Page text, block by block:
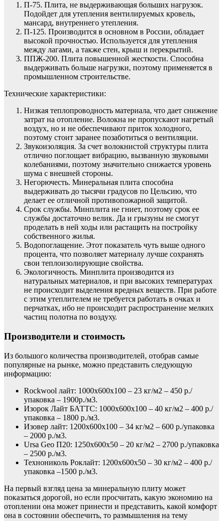
П-75. Плита, не выдерживающая больших нагрузок.
Подойдет для утепления вентилируемых кровель,
мансард, внутреннего утепления.
П-125. Производится в основном в России, обладает
высокой прочностью. Используется для утепления
между лагами, а также стен, крыш и перекрытий.
ППЖ-200. Плита повышенной жесткости. Способна
выдерживать больше нагрузки, поэтому применяется в
промышленном строительстве.
Технические характеристики:
Низкая теплопроводность материала, что дает снижение
затрат на отопление. Волокна не пропускают нагретый
воздух, но и не обеспечивают приток холодного,
поэтому стоит заранее позаботиться о вентиляции.
Звукоизоляция. За счет волокнистой структуры плита
отлично поглощает вибрацию, вызванную звуковыми
колебаниями, поэтому значительно снижается уровень
шума с внешней стороны.
Негорючесть. Минеральная плита способна
выдерживать до тысячи градусов по Цельсию, что
делает ее отличной противопожарной защитой.
Срок службы. Минплита не гниет, поэтому срок ее
службы достаточно велик. Да и грызуны не смогут
проделать в ней ходы или растащить на постройку
собственного жилья.
Водопоглащение. Этот показатель чуть выше одного
процента, что позволяет материалу лучше сохранять
свои теплоизолирующие свойства.
Экологичность. Минплита производится из
натуральных материалов, и при высоких температурах
не происходит выделения вредных веществ. При работе
с этим утеплителем не требуется работать в очках и
перчатках, ибо не происходит распространение мелких
частиц полотна по воздуху.
Производители и стоимость
Из большого количества производителей, отобрав самые
популярные на рынке, можно представить следующую
информацию:
Rockwool лайт: 1000х600х100 – 23 кг/м2 – 450 р./
упаковка – 1900р./м3.
Изорок Лайт БАТТС: 1000х600х100 – 40 кг/м2 – 400 р./
упаковка – 1800 р./м3.
Изовер лайт: 1200х600х100 – 34 кг/м2 – 600 р./упаковка
– 2000 р./м3.
Ursa Geo П20: 1250х600х50 – 20 кг/м2 – 2700 р./упаковка
– 2500 р./м3.
Технониколь Роклайт: 1200х600х50 – 30 кг/м2 – 400 р./
упаковка –1500 р./м3.
На первый взгляд цена за минеральную плиту может
показаться дорогой, но если просчитать, какую экономию на
отоплении она может принести и представить, какой комфорт
она в состоянии обеспечить, то размышления на тему